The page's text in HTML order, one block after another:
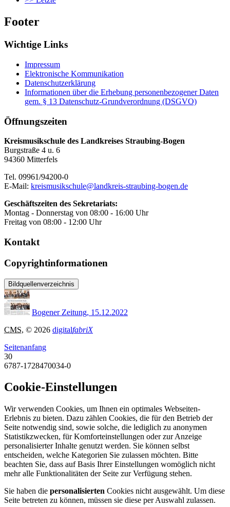
Footer
Wichtige Links
Impressum
Elektronische Kommunikation
Datenschutzerklärung
Informationen über die Erhebung personenbezogener Daten
gem. § 13 Datenschutz-Grundverordnung (DSGVO)
Öffnungszeiten
Kreismusikschule des Landkreises Straubing-Bogen
Burgstraße 4 u. 6
94360 Mitterfels
Tel. 09961/94200-0
E-Mail: kreismusikschule@landkreis-straubing-bogen.de
Geschäftszeiten des Sekretariats:
Montag - Donnerstag von 08:00 - 16:00 Uhr
Freitag von 08:00 - 12:00 Uhr
Kontakt
Copyrightinformationen
Bildquellenverzeichnis
Bogener Zeitung, 15.12.2022
CMS, © 2026 digitalfabriX
Seitenanfang
30
6787-1728470034-0
Cookie-Einstellungen
Wir verwenden Cookies, um Ihnen ein optimales Webseiten-
Erlebnis zu bieten. Dazu zählen Cookies, die für den Betrieb der
Seite notwendig sind, sowie solche, die lediglich zu anonymen
Statistikzwecken, für Komforteinstellungen oder zur Anzeige
personalisierter Inhalte genutzt werden. Sie können selbst
entscheiden, welche Kategorien Sie zulassen möchten. Bitte
beachten Sie, dass auf Basis Ihrer Einstellungen womöglich nicht
mehr alle Funktionalitäten der Seite zur Verfügung stehen.
Sie haben die personalisierten Cookies nicht ausgewählt. Um diese
Seite betreten zu können, müssen sie diese per Auswahl zulassen.